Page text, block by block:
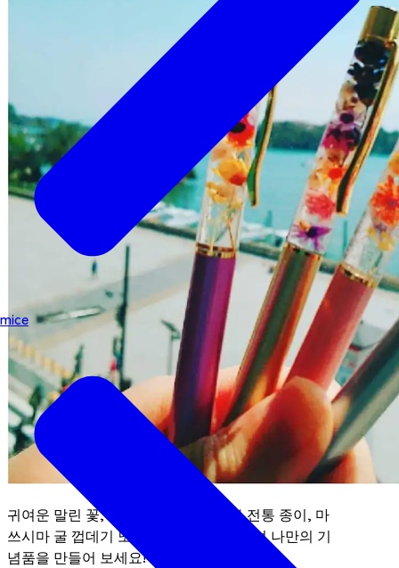
mice
귀여운 말린 꽃, 센다이 타나바타 일본 전통 종이, 마
쓰시마 굴 껍데기 또는 자연석을 조합하여 나만의 기
념품을 만들어 보세요!